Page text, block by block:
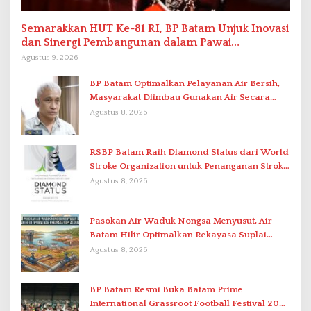
Semarakkan HUT Ke-81 RI, BP Batam Unjuk Inovasi
dan Sinergi Pembangunan dalam Pawai
Pembangunan
Agustus 9, 2026
BP Batam Optimalkan Pelayanan Air Bersih,
Masyarakat Diimbau Gunakan Air Secara
Bijak
Agustus 8, 2026
RSBP Batam Raih Diamond Status dari World
Stroke Organization untuk Penanganan Stroke
Berstandar Internasional
Agustus 8, 2026
Pasokan Air Waduk Nongsa Menyusut, Air
Batam Hilir Optimalkan Rekayasa Suplai
Antar-IPAM
Agustus 8, 2026
BP Batam Resmi Buka Batam Prime
International Grassroot Football Festival 2026